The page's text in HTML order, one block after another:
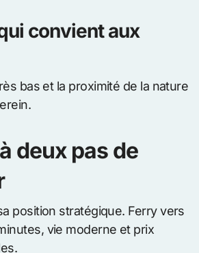
convient aux
bas et la proximité de la nature
deux pas de
position stratégique. Ferry vers
vie moderne et prix